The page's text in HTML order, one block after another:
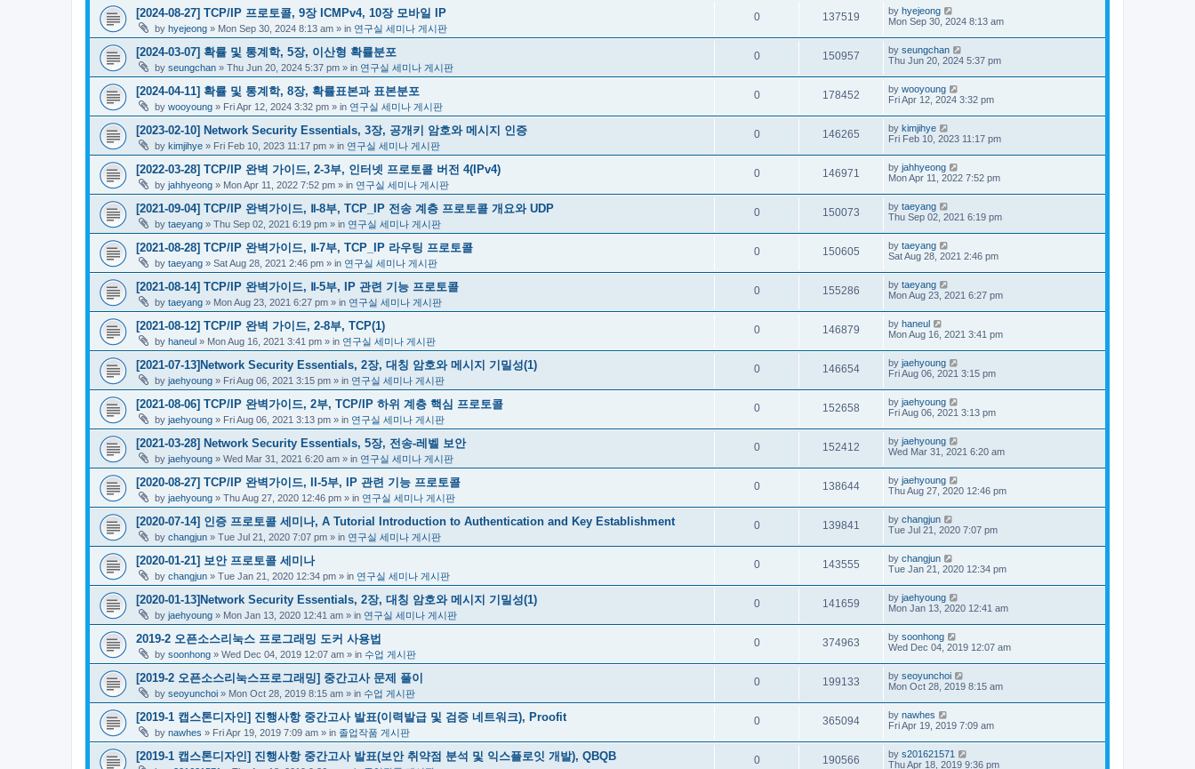
[2024-08-27] TCP/IP 프로토콜, 9장 ICMPv4, 10장 모바일 IP
by hyejeong » Mon Sep 30, 2024 8:13 am » in 연구실 세미나 게시판
0 137519 by hyejeong
Mon Sep 30, 2024 8:13 am
[2024-03-07] 확률 및 통계학, 5장, 이산형 확률분포
by seungchan » Thu Jun 20, 2024 5:37 pm » in 연구실 세미나 게시판
0 150957 by seungchan
Thu Jun 20, 2024 5:37 pm
[2024-04-11] 확률 및 통계학, 8장, 확률표본과 표본분포
by wooyoung » Fri Apr 12, 2024 3:32 pm » in 연구실 세미나 게시판
0 178452 by wooyoung
Fri Apr 12, 2024 3:32 pm
[2023-02-10] Network Security Essentials, 3장, 공개키 암호와 메시지 인증
by kimjihye » Fri Feb 10, 2023 11:17 pm » in 연구실 세미나 게시판
0 146265 by kimjihye
Fri Feb 10, 2023 11:17 pm
[2022-03-28] TCP/IP 완벽 가이드, 2-3부, 인터넷 프로토콜 버전 4(IPv4)
by jahhyeong » Mon Apr 11, 2022 7:52 pm » in 연구실 세미나 게시판
0 146971 by jahhyeong
Mon Apr 11, 2022 7:52 pm
[2021-09-04] TCP/IP 완벽가이드, Ⅱ-8부, TCP_IP 전송 계층 프로토콜 개요와 UDP
by taeyang » Thu Sep 02, 2021 6:19 pm » in 연구실 세미나 게시판
0 150073 by taeyang
Thu Sep 02, 2021 6:19 pm
[2021-08-28] TCP/IP 완벽가이드, Ⅱ-7부, TCP_IP 라우팅 프로토콜
by taeyang » Sat Aug 28, 2021 2:46 pm » in 연구실 세미나 게시판
0 150605 by taeyang
Sat Aug 28, 2021 2:46 pm
[2021-08-14] TCP/IP 완벽가이드, Ⅱ-5부, IP 관련 기능 프로토콜
by taeyang » Mon Aug 23, 2021 6:27 pm » in 연구실 세미나 게시판
0 155286 by taeyang
Mon Aug 23, 2021 6:27 pm
[2021-08-12] TCP/IP 완벽 가이드, 2-8부, TCP(1)
by haneul » Mon Aug 16, 2021 3:41 pm » in 연구실 세미나 게시판
0 146879 by haneul
Mon Aug 16, 2021 3:41 pm
[2021-07-13]Network Security Essentials, 2장, 대칭 암호와 메시지 기밀성(1)
by jaehyoung » Fri Aug 06, 2021 3:15 pm » in 연구실 세미나 게시판
0 146654 by jaehyoung
Fri Aug 06, 2021 3:15 pm
[2021-08-06] TCP/IP 완벽가이드, 2부, TCP/IP 하위 계층 핵심 프로토콜
by jaehyoung » Fri Aug 06, 2021 3:13 pm » in 연구실 세미나 게시판
0 152658 by jaehyoung
Fri Aug 06, 2021 3:13 pm
[2021-03-28] Network Security Essentials, 5장, 전송-레벨 보안
by jaehyoung » Wed Mar 31, 2021 6:20 am » in 연구실 세미나 게시판
0 152412 by jaehyoung
Wed Mar 31, 2021 6:20 am
[2020-08-27] TCP/IP 완벽가이드, II-5부, IP 관련 기능 프로토콜
by jaehyoung » Thu Aug 27, 2020 12:46 pm » in 연구실 세미나 게시판
0 138644 by jaehyoung
Thu Aug 27, 2020 12:46 pm
[2020-07-14] 인증 프로토콜 세미나, A Tutorial Introduction to Authentication and Key Establishment
by changjun » Tue Jul 21, 2020 7:07 pm » in 연구실 세미나 게시판
0 139841 by changjun
Tue Jul 21, 2020 7:07 pm
[2020-01-21] 보안 프로토콜 세미나
by changjun » Tue Jan 21, 2020 12:34 pm » in 연구실 세미나 게시판
0 143555 by changjun
Tue Jan 21, 2020 12:34 pm
[2020-01-13]Network Security Essentials, 2장, 대칭 암호와 메시지 기밀성(1)
by jaehyoung » Mon Jan 13, 2020 12:41 am » in 연구실 세미나 게시판
0 141659 by jaehyoung
Mon Jan 13, 2020 12:41 am
2019-2 오픈소스리눅스 프로그래밍 도커 사용법
by soonhong » Wed Dec 04, 2019 12:07 am » in 수업 게시판
0 374963 by soonhong
Wed Dec 04, 2019 12:07 am
[2019-2 오픈소스리눅스프로그래밍] 중간고사 문제 풀이
by seoyunchoi » Mon Oct 28, 2019 8:15 am » in 수업 게시판
0 199133 by seoyunchoi
Mon Oct 28, 2019 8:15 am
[2019-1 캡스톤디자인] 진행사항 중간고사 발표(이력발급 및 검증 네트워크), Proofit
by nawhes » Fri Apr 19, 2019 7:09 am » in 졸업작품 게시판
0 365094 by nawhes
Fri Apr 19, 2019 7:09 am
[2019-1 캡스톤디자인] 진행사항 중간고사 발표(보안 취약점 분석 및 익스플로잇 개발), QBQB 0 190566 by s201621571
Thu Apr 18, 2019 9:36 pm